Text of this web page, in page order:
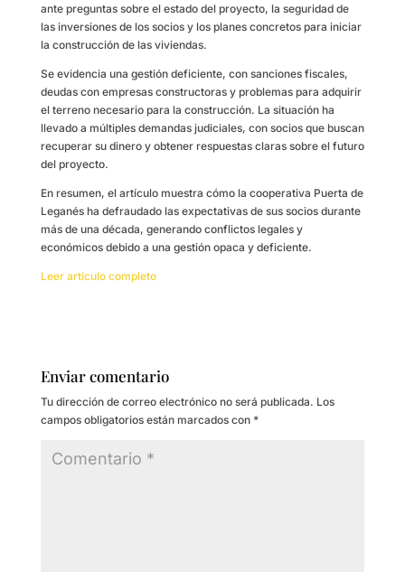
ante preguntas sobre el estado del proyecto, la seguridad de
las inversiones de los socios y los planes concretos para iniciar
la construcción de las viviendas.
Se evidencia una gestión deficiente, con sanciones fiscales,
deudas con empresas constructoras y problemas para adquirir
el terreno necesario para la construcción. La situación ha
llevado a múltiples demandas judiciales, con socios que buscan
recuperar su dinero y obtener respuestas claras sobre el futuro
del proyecto.
En resumen, el artículo muestra cómo la cooperativa Puerta de
Leganés ha defraudado las expectativas de sus socios durante
más de una década, generando conflictos legales y
económicos debido a una gestión opaca y deficiente.
Leer artículo completo
Enviar comentario
Tu dirección de correo electrónico no será publicada. Los
campos obligatorios están marcados con *